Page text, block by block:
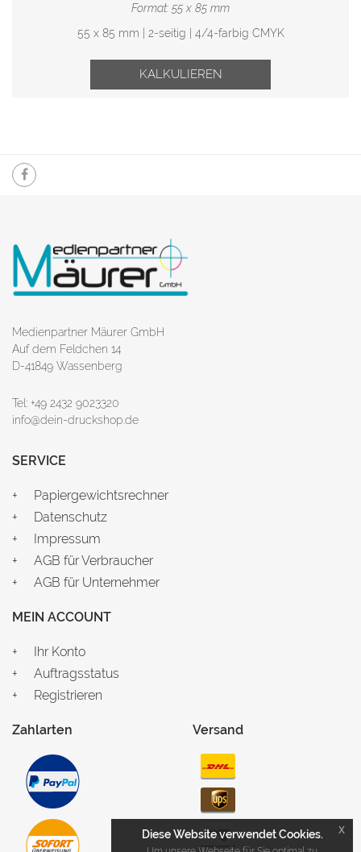
Format: 55 x 85 mm
55 x 85 mm | 2-seitig | 4/4-farbig CMYK
KALKULIEREN
Medienpartner Mäurer GmbH
Auf dem Feldchen 14
D-41849 Wassenberg
Tel: +49 2432 9023320
info@dein-druckshop.de
SERVICE
Papiergewichtsrechner
Datenschutz
Impressum
AGB für Verbraucher
AGB für Unternehmer
MEIN ACCOUNT
Ihr Konto
Auftragsstatus
Registrieren
Zahlarten Versand
Diese Website verwendet Cookies. x